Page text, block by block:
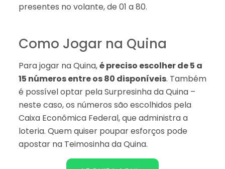
presentes no volante, de 01 a 80.
Como Jogar na Quina
Para jogar na Quina,é preciso escolher de 5 a
15 números entre os 80 disponíveis. Também
é possível optar pela Surpresinha da Quina –
neste caso, os números são escolhidos pela
Caixa Econômica Federal, que administra a
loteria. Quem quiser poupar esforços pode
apostar na Teimosinha da Quina.